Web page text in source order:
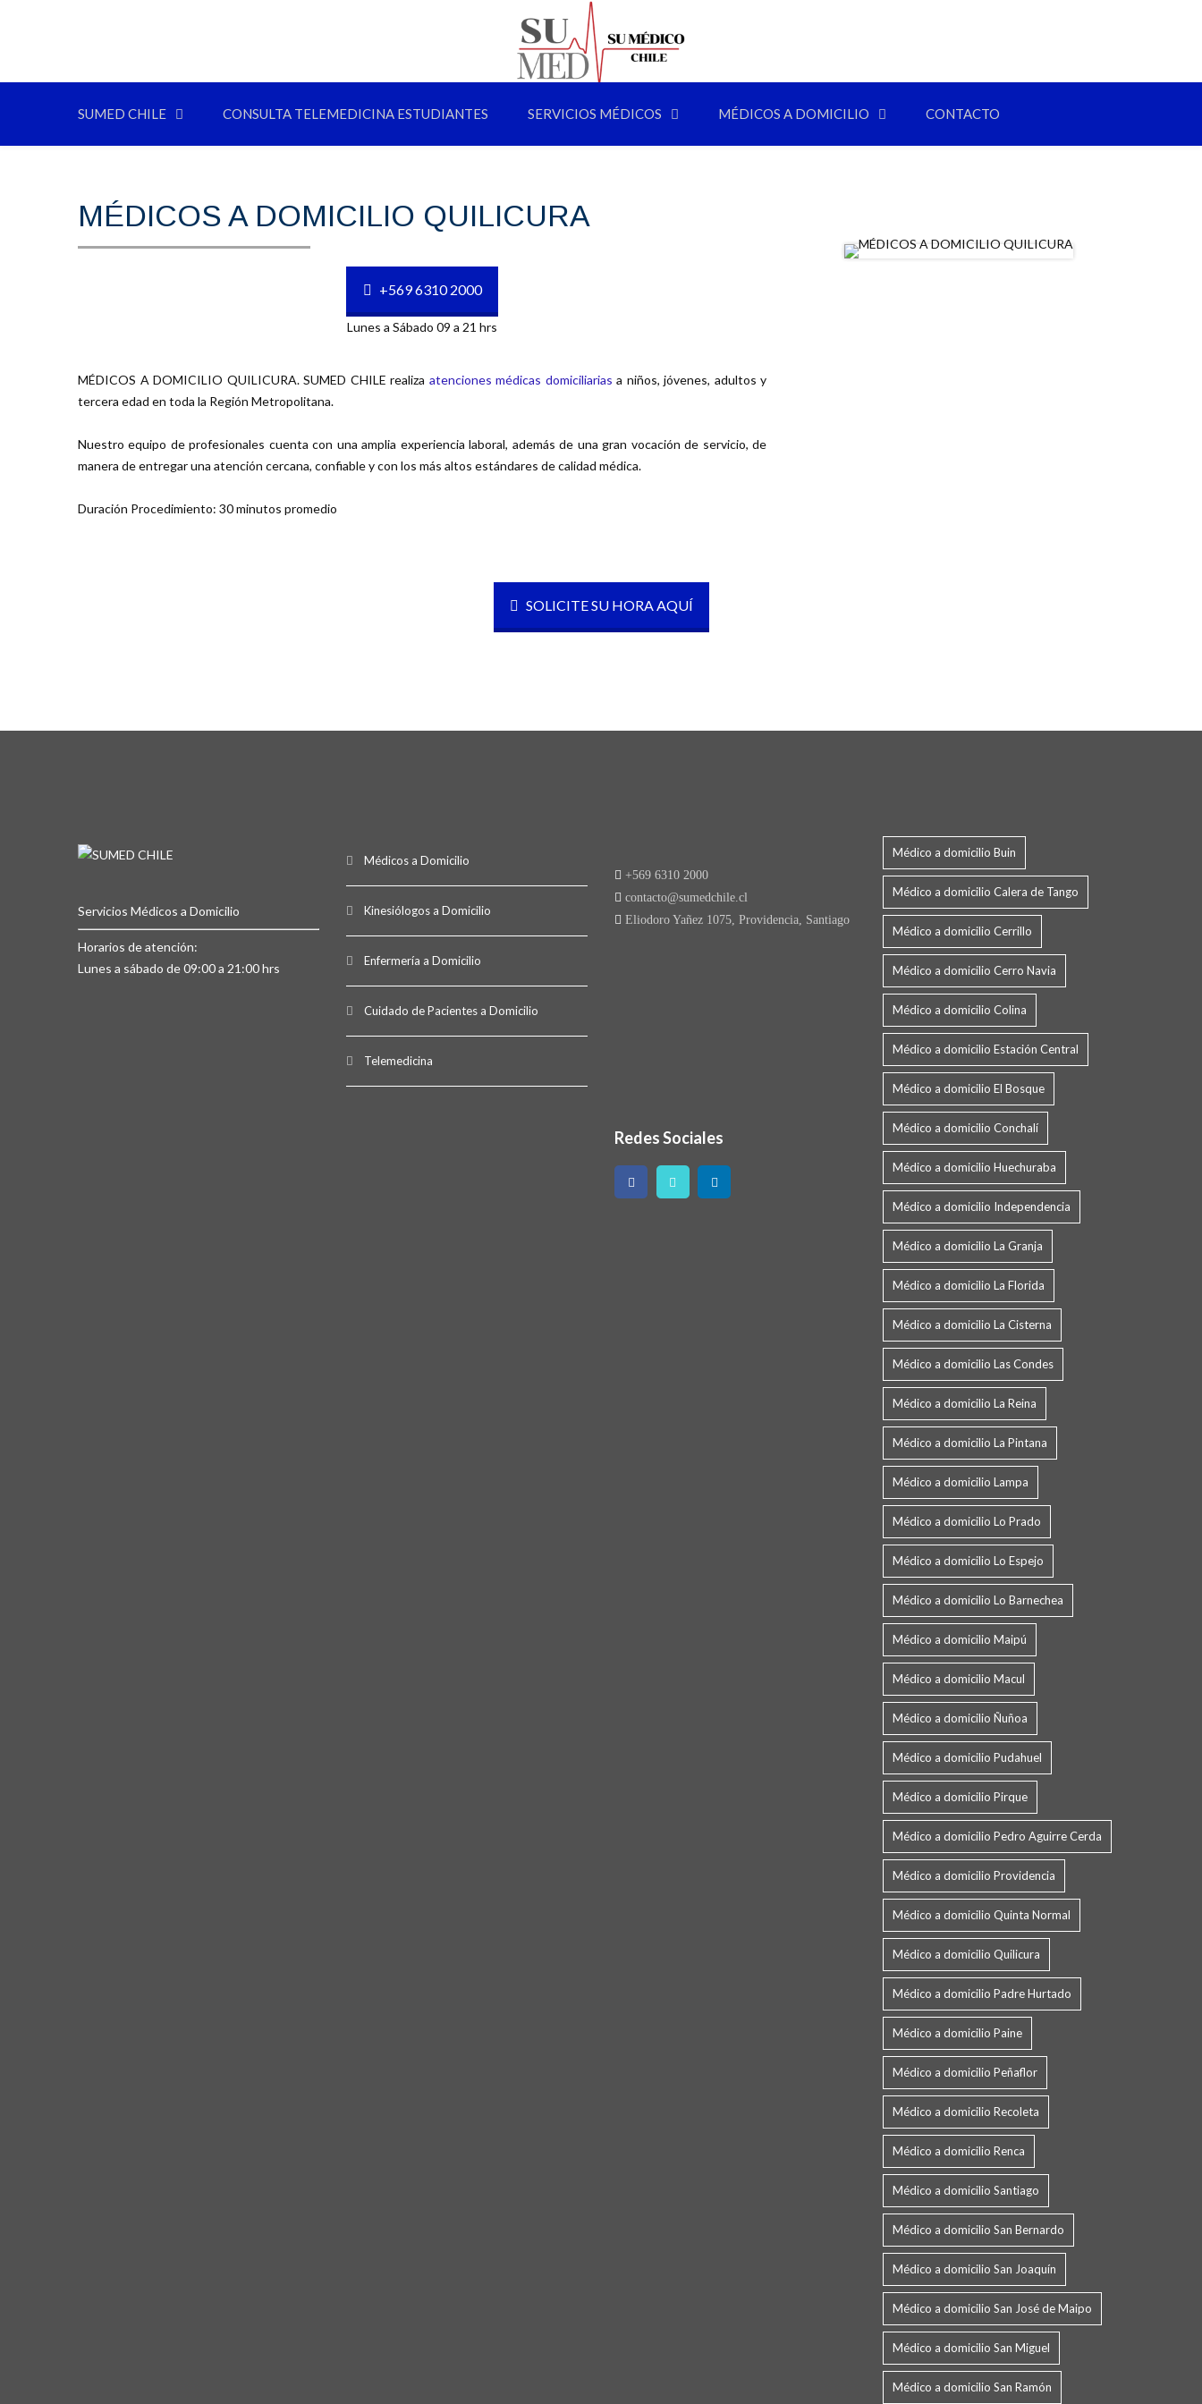
SUMED CHILE CONSULTA TELEMEDICINA ESTUDIANTES SERVICIOS MÉDICOS MÉDICOS A DOMICILIO CONTACTO
MÉDICOS A DOMICILIO QUILICURA
+569 6310 2000
Lunes a Sábado 09 a 21 hrs
MÉDICOS A DOMICILIO QUILICURA. SUMED CHILE realiza atenciones médicas domiciliarias a niños, jóvenes, adultos y
tercera edad en toda la Región Metropolitana.
Nuestro equipo de profesionales cuenta con una amplia experiencia laboral, además de una gran vocación de servicio, de
manera de entregar una atención cercana, confiable y con los más altos estándares de calidad médica.
Duración Procedimiento: 30 minutos promedio
SOLICITE SU HORA AQUÍ
Servicios Médicos a Domicilio
Horarios de atención:
Lunes a sábado de 09:00 a 21:00 hrs
Médicos a Domicilio
Kinesiólogos a Domicilio
Enfermería a Domicilio
Cuidado de Pacientes a Domicilio
Telemedicina
+569 6310 2000
contacto@sumedchile.cl
Eliodoro Yañez 1075, Providencia, Santiago
Redes Sociales
Médico a domicilio Buin
Médico a domicilio Calera de Tango
Médico a domicilio Cerrillo
Médico a domicilio Cerro Navia
Médico a domicilio Colina
Médico a domicilio Estación Central
Médico a domicilio El Bosque
Médico a domicilio Conchalí
Médico a domicilio Huechuraba
Médico a domicilio Independencia
Médico a domicilio La Granja
Médico a domicilio La Florida
Médico a domicilio La Cisterna
Médico a domicilio Las Condes
Médico a domicilio La Reina
Médico a domicilio La Pintana
Médico a domicilio Lampa
Médico a domicilio Lo Prado
Médico a domicilio Lo Espejo
Médico a domicilio Lo Barnechea
Médico a domicilio Maipú
Médico a domicilio Macul
Médico a domicilio Ñuñoa
Médico a domicilio Pudahuel
Médico a domicilio Pirque
Médico a domicilio Pedro Aguirre Cerda
Médico a domicilio Providencia
Médico a domicilio Quinta Normal
Médico a domicilio Quilicura
Médico a domicilio Padre Hurtado
Médico a domicilio Paine
Médico a domicilio Peñaflor
Médico a domicilio Recoleta
Médico a domicilio Renca
Médico a domicilio Santiago
Médico a domicilio San Bernardo
Médico a domicilio San Joaquín
Médico a domicilio San José de Maipo
Médico a domicilio San Miguel
Médico a domicilio San Ramón